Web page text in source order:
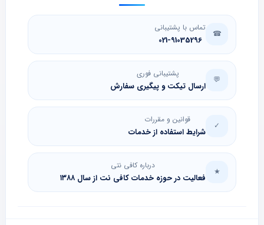
☎
تماس با پشتیبانی
021-91035296
💬
پشتیبانی فوری
ارسال تیکت و پیگیری سفارش
✓
قوانین و مقررات
شرایط استفاده از خدمات
★
درباره کافی نتی
فعالیت در حوزه خدمات کافی نت از سال ۱۳۸۸